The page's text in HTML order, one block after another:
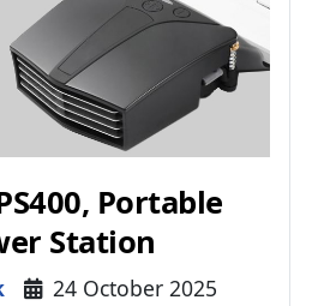
Portable
Station
24 October 2025